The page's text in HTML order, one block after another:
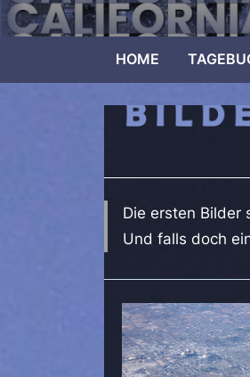
Skip
to
HOME
Die ersten Bilder
Und falls doch